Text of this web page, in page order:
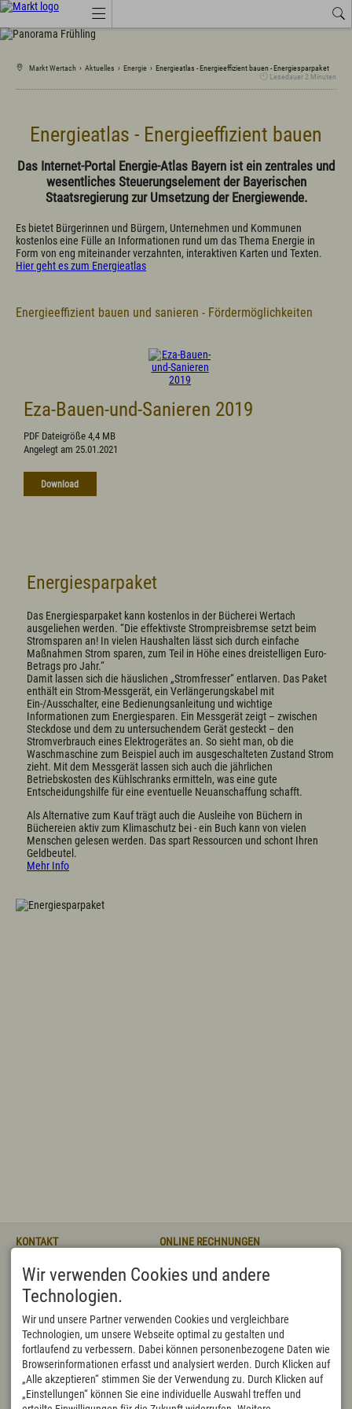
Job-Angebote Wetter
Amtliche Bekanntmachungen
Amtsblatt
Amtliche Bekanntmachungen
Anruf-Sammeltaxi, Busse, Bahn
Branchenbuch
Energie
Landkreis Oberallgäu
Marktprodukte "vo eis dahoim"
Marktwärme
Neue Ortsmitte mit Saal
Wertach Themen
Ortsvorstellung - Chronik
Vereine/Verbände
Wahlen
Bürgerservice
Friedhofsverwaltung
Fundamt
Kasse
Marktamt
Standesamt
Steueramt
Online ins Rathaus/Bürgerserviceportal
Formulare
Satzungen
Gewerbeamt
Einrichtungen
Abfall / Wertstoffhof
Ambulante Krankenpflege
Fachstelle für pflegende Angehörige Oberallgäu
Asyl/Migration
Evangelische Kirche
Grundschule Wertach
Katholische Kirche
Sozialbeauftragte
Tagespflege Wertach
Markt Wertach › Aktuelles › Energie › Energieatlas - Energieeffizient bauen - Energiesparpaket
Lesedauer 2 Minuten
Energieatlas - Energieeffizient bauen
Das Internet-Portal Energie-Atlas Bayern ist ein zentrales und
wesentliches Steuerungselement der Bayerischen
Staatsregierung zur Umsetzung der Energiewende.
Es bietet Bürgerinnen und Bürgern, Unternehmen und Kommunen
kostenlos eine Fülle an Informationen rund um das Thema Energie in
Form von eng miteinander verzahnten, interaktiven Karten und Texten.
Hier geht es zum Energieatlas
Energieeffizient bauen und sanieren - Fördermöglichkeiten
Eza-Bauen-und-Sanieren 2019
PDF Dateigröße 4,4 MB
Angelegt am 25.01.2021
Download
Energiesparpaket
Das Energiesparpaket kann kostenlos in der Bücherei Wertach
ausgeliehen werden. “Die effektivste Strompreisbremse setzt beim
Stromsparen an! In vielen Haushalten lässt sich durch einfache
Maßnahmen Strom sparen, zum Teil in Höhe eines dreistelligen Euro-
Betrags pro Jahr.“
Damit lassen sich die häuslichen „Stromfresser“ entlarven. Das Paket
enthält ein Strom-Messgerät, ein Verlängerungskabel mit
Ein-/Ausschalter, eine Bedienungsanleitung und wichtige
Informationen zum Energiesparen. Ein Messgerät zeigt – zwischen
Steckdose und dem zu untersuchendem Gerät gesteckt – den
Stromverbrauch eines Elektrogerätes an. So sieht man, ob die
Waschmaschine zum Beispiel auch im ausgeschalteten Zustand Strom
zieht. Mit dem Messgerät lassen sich auch die jährlichen
Betriebskosten des Kühlschranks ermitteln, was eine gute
Entscheidungshilfe für eine eventuelle Neuanschaffung schafft.
Als Alternative zum Kauf trägt auch die Ausleihe von Büchern in
Büchereien aktiv zum Klimaschutz bei - ein Buch kann von vielen
Menschen gelesen werden. Das spart Ressourcen und schont Ihren
Geldbeutel.
Mehr Info
KONTAKT
Rathausstraße 3
87497 Wertach
DEUTSCHLAND
+49 8365 702 10
Fax +49 8365 702 122
rathaus@wertach.de
ONLINE RECHNUNGEN
rechnung@wertach.de
https://formularserver-
bp.bayern.de/sichererKontakt?
caller=89885343764
BEHÖRDENNUMMER 115
Von Montag bis Freitag ist die
Tel.: 115 in Stadt und Landkreis
jeweils von 7.30 bis 18 Uhr
ÖFFNUNGSZEITEN
Mo, Di, Do,
Fr
08:00-12:00
Wir verwenden Cookies und andere
Technologien.
Wir und unsere Partner verwenden Cookies und vergleichbare
Technologien, um unsere Webseite optimal zu gestalten und
fortlaufend zu verbessern. Dabei können personenbezogene Daten wie
Browserinformationen erfasst und analysiert werden. Durch Klicken auf
„Alle akzeptieren“ stimmen Sie der Verwendung zu. Durch Klicken auf
„Einstellungen“ können Sie eine individuelle Auswahl treffen und